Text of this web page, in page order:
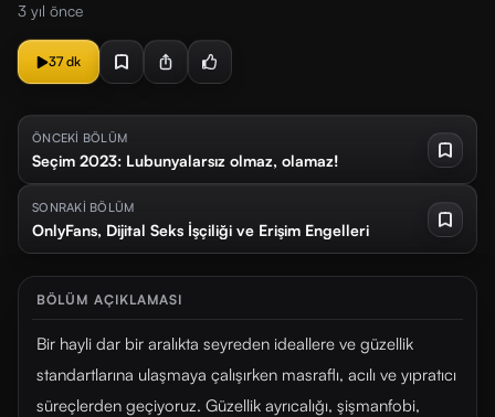
3 yıl önce
37 dk
ÖNCEKİ BÖLÜM
Seçim 2023: Lubunyalarsız olmaz, olamaz!
SONRAKİ BÖLÜM
OnlyFans, Dijital Seks İşçiliği ve Erişim Engelleri
BÖLÜM AÇIKLAMASI
Bir hayli dar bir aralıkta seyreden ideallere ve güzellik
standartlarına ulaşmaya çalışırken masraflı, acılı ve yıpratıcı
süreçlerden geçiyoruz. Güzellik ayrıcalığı, şişmanfobi,